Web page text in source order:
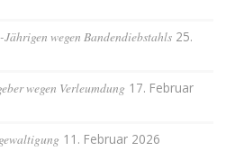
wegen Bandendiebstahls 25.
wegen Verleumdung 17. Februar
11. Februar 2026